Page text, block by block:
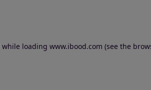
while loading www.ibood.com (see the